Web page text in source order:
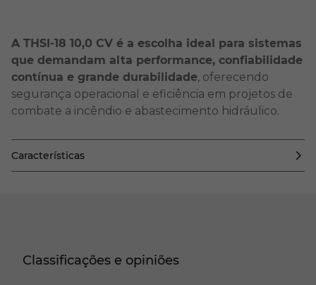
A THSI-18 10,0 CV é a escolha ideal para sistemas
que demandam alta performance, confiabilidade
contínua e grande durabilidade, oferecendo
segurança operacional e eficiência em projetos de
combate a incêndio e abastecimento hidráulico.
Características
Classificações e opiniões